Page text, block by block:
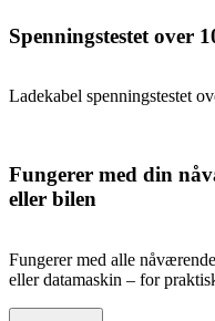
Spenningstestet over
Ladekabel spenningstestet
Fungerer med din
eller bilen
Fungerer med alle
eller datamaskin – for